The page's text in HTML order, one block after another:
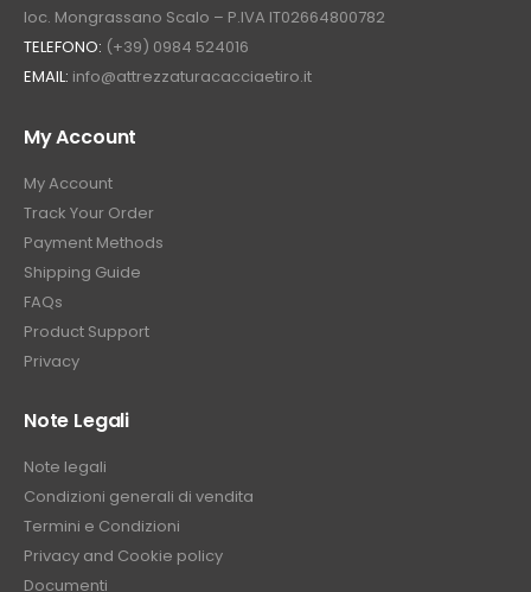
loc. Mongrassano Scalo – P.IVA IT02664800782
TELEFONO: (+39) 0984 524016
EMAIL: info@attrezzaturacacciaetiro.it
My Account
My Account
Track Your Order
Payment Methods
Shipping Guide
FAQs
Product Support
Privacy
Note Legali
Note legali
Condizioni generali di vendita
Termini e Condizioni
Privacy and Cookie policy
Documenti